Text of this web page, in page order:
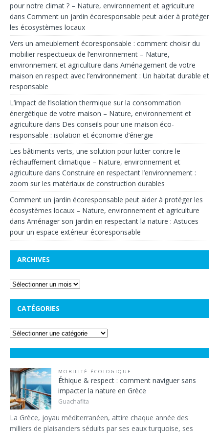
pour notre climat ? – Nature, environnement et agriculture
dans Comment un jardin écoresponsable peut aider à protéger
les écosystèmes locaux
Vers un ameublement écoresponsable : comment choisir du
mobilier respectueux de l’environnement – Nature,
environnement et agriculture dans Aménagement de votre
maison en respect avec l’environnement : Un habitat durable et
responsable
L’impact de l’isolation thermique sur la consommation
énergétique de votre maison – Nature, environnement et
agriculture dans Des conseils pour une maison éco-
responsable : isolation et économie d’énergie
Les bâtiments verts, une solution pour lutter contre le
réchauffement climatique – Nature, environnement et
agriculture dans Construire en respectant l’environnement :
zoom sur les matériaux de construction durables
Comment un jardin écoresponsable peut aider à protéger les
écosystèmes locaux – Nature, environnement et agriculture
dans Aménager son jardin en respectant la nature : Astuces
pour un espace extérieur écoresponsable
ARCHIVES
CATÉGORIES
MOBILITÉ ÉCOLOGIQUE
Éthique & respect : comment naviguer sans
impacter la nature en Grèce
Guachafita
La Grèce, joyau méditerranéen, attire chaque année des
milliers de plaisanciers séduits par ses eaux turquoise, ses